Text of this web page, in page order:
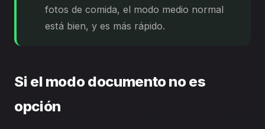
fotos de comida, el modo medio normal
está bien, y es más rápido.
Si el modo documento no es
opción